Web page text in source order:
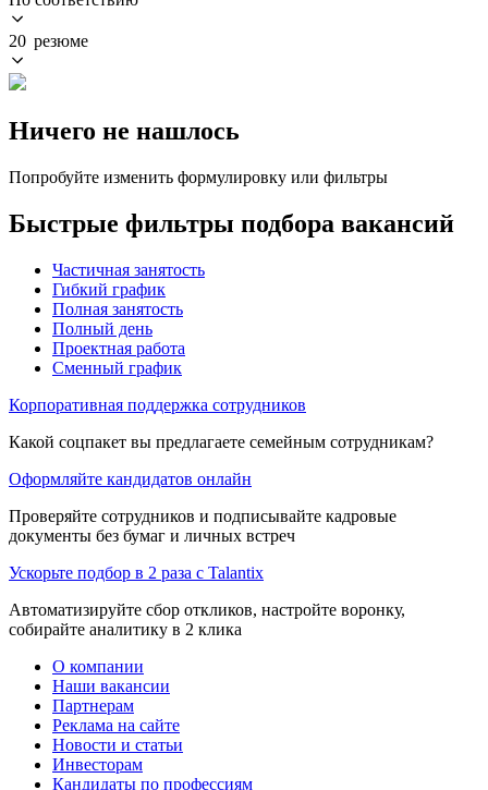
20 резюме
Ничего не нашлось
Попробуйте изменить формулировку или фильтры
Быстрые фильтры подбора вакансий
Частичная занятость
Гибкий график
Полная занятость
Полный день
Проектная работа
Сменный график
Корпоративная поддержка сотрудников
Какой соцпакет вы предлагаете семейным сотрудникам?
Оформляйте кандидатов онлайн
Проверяйте сотрудников и подписывайте кадровые
документы без бумаг и личных встреч
Ускорьте подбор в 2 раза с Talantix
Автоматизируйте сбор откликов, настройте воронку,
собирайте аналитику в 2 клика
О компании
Наши вакансии
Партнерам
Реклама на сайте
Новости и статьи
Инвесторам
Кандидаты по профессиям